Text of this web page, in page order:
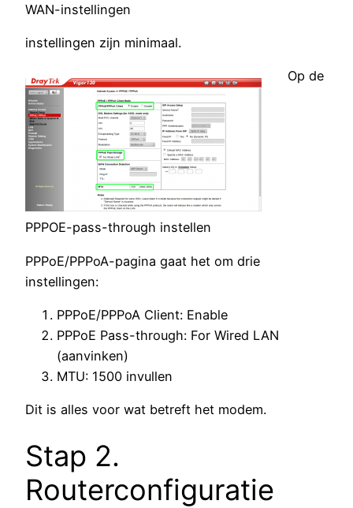
WAN-instellingen
instellingen zijn minimaal.
PPPOE-pass-through instellen
Op de
PPPoE/PPPoA-pagina gaat het om drie
instellingen:
PPPoE/PPPoA Client: Enable
PPPoE Pass-through: For Wired LAN
(aanvinken)
MTU: 1500 invullen
Dit is alles voor wat betreft het modem.
Stap 2.
Routerconfiguratie